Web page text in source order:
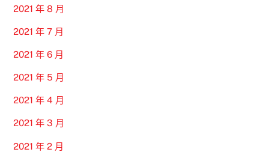
2021 年 8 月
2021 年 7 月
2021 年 6 月
2021 年 5 月
2021 年 4 月
2021 年 3 月
2021 年 2 月